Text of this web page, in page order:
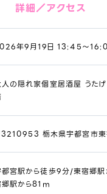
詳細／アクセス
年9月19日 13:45～
の隠れ家個室居酒屋 うた
3210953 栃木県宇都宮市
宮駅から徒歩9分/東宿郷駅
駅から81m